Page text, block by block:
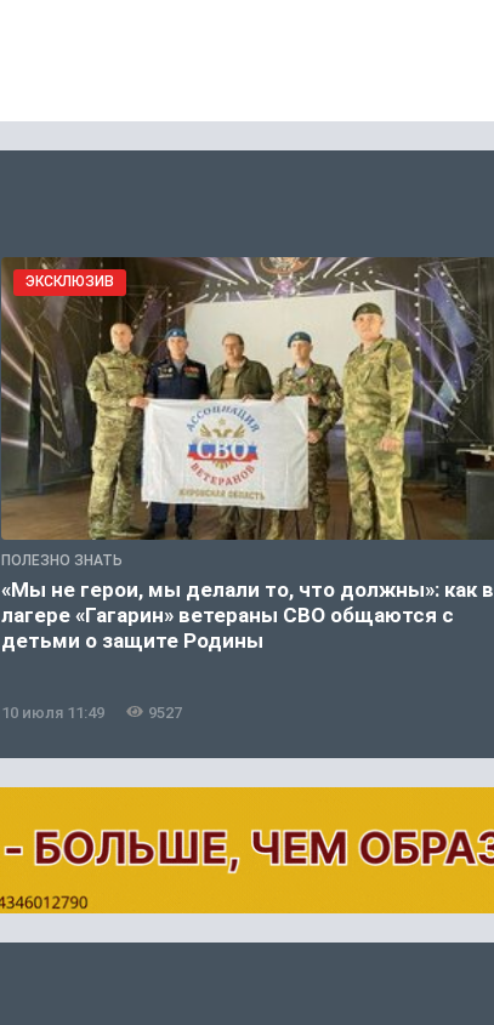
ЭКСКЛЮЗИВ
ПОЛЕЗНО ЗНАТЬ
«Мы не герои, мы делали то, что должны»: как в
лагере «Гагарин» ветераны СВО общаются с
детьми о защите Родины
10 июля 11:49 9527